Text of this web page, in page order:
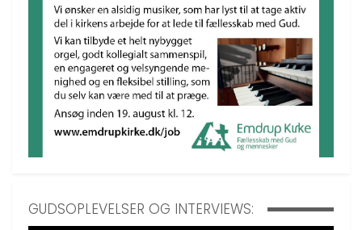
GUDSOPLEVELSER OG INTERVIEWS: